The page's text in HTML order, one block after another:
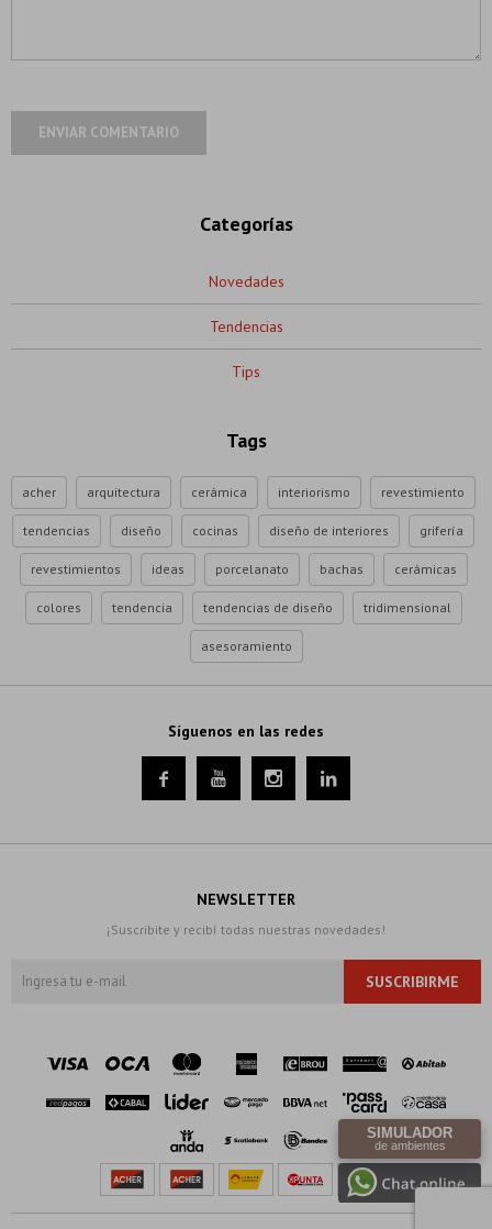
ENVIAR COMENTARIO
Categorías
Novedades
Tendencias
Tips
Tags
acher arquitectura cerámica interiorismo revestimiento
tendencias diseño cocinas diseño de interiores grifería
revestimientos ideas porcelanato bachas cerámicas
colores tendencia tendencias de diseño tridimensional
asesoramiento
Síguenos en las redes
   
NEWSLETTER
¡Suscribite y recibí todas nuestras novedades!
SUSCRIBIRME
SIMULADOR
de ambientes